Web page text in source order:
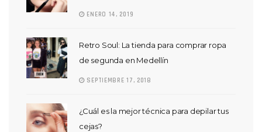
ENERO 14, 2019
Retro Soul: La tienda para comprar ropa
de segunda en Medellín
SEPTIEMBRE 17, 2018
¿Cuál es la mejor técnica para depilar tus
cejas?